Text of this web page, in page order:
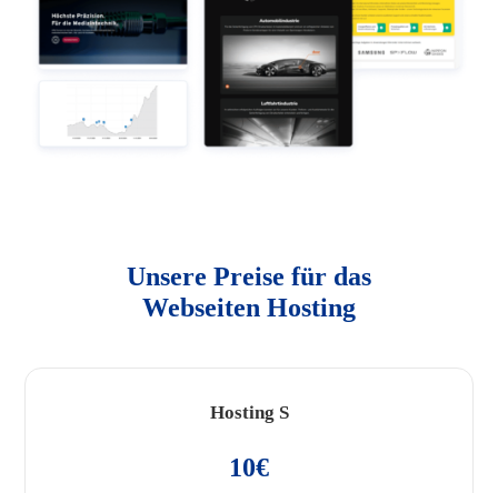
Unsere Preise für das
Webseiten Hosting
Hosting S
10€